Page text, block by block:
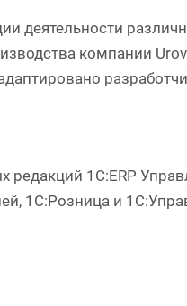
деятельности
компании
1С:ERP
1С:Розница и